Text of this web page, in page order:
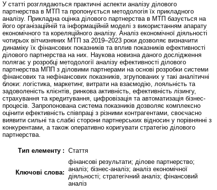
У статті розглядаються практичні аспекти аналізу ділового
партнерства в МТП та пропонується методологія їх прикладного
аналізу. Прикладна оцінка ділового партнерства в МТП базується на
його організаційній та інформаційній моделі з використанням апарату
економічного та кореляційного аналізу. Аналіз економічної діяльності
чотирьох вітчизняних МТП за 2019–2023 роки дозволяє визначити
динаміку їх фінансових показників та вплив показників ефективності
ділового партнерства на них. Наукова новизна даного дослідження
полягає у розробці методології аналізу ефективності ділового
партнерства МПП з діловими партнерами на основі розробки системи
фінансових та нефінансових показників, згрупованих у такі аналітичні
блоки: логістика, маркетинг, витрати на взаємодію, лояльність та
задоволеність клієнтів, ринкова активність, ефективність лізингу,
страхування та кредитування, цифровізація та автоматизація бізнес-
процесів. Запропонована система показників дозволяє комплексно
оцінити ефективність співпраці з різними контрагентами, своєчасно
виявити сильні та слабкі сторони партнерських відносин у порівнянні з
конкурентами, а також оперативно коригувати стратегію ділового
партнерства.
Тип елементу : Стаття
Ключові слова:
фінансові результати; ділове партнерство;
аналіз; бізнес-аналіз; аналіз економічної
діяльності; стратегічний аналіз; фінансовий
аналіз